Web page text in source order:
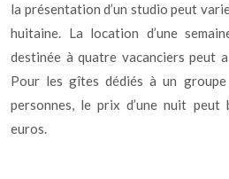
la présentation d’un studio peut
huitaine. La location d’une
destinée à quatre vacanciers peut
Pour les gîtes dédiés à un
personnes, le prix d’une nuit
euros.